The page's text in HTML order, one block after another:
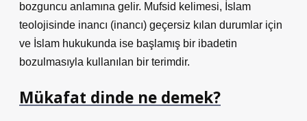
bozguncu anlamına gelir. Mufsid kelimesi, İslam
teolojisinde inancı (inancı) geçersiz kılan durumlar için
ve İslam hukukunda ise başlamış bir ibadetin
bozulmasıyla kullanılan bir terimdir.
Mükafat dinde ne demek?